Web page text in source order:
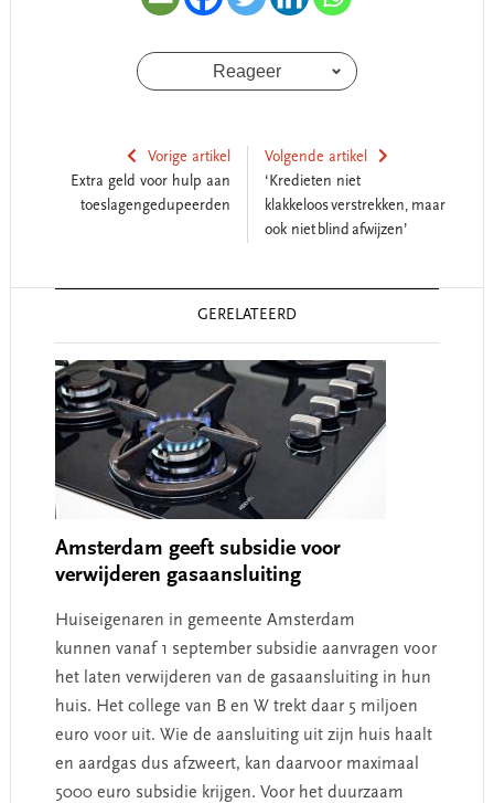
Reageer
Vorige artikel
Extra geld voor hulp aan
toeslagengedupeerden
Volgende artikel
‘Kredieten niet
klakkeloos verstrekken, maar
ook niet blind afwijzen’
GERELATEERD
Amsterdam geeft subsidie voor
verwijderen gasaansluiting
Huiseigenaren in gemeente Amsterdam
kunnen vanaf 1 september subsidie aanvragen voor
het laten verwijderen van de gasaansluiting in hun
huis. Het college van B en W trekt daar 5 miljoen
euro voor uit. Wie de aansluiting uit zijn huis haalt
en aardgas dus afzweert, kan daarvoor maximaal
5000 euro subsidie krijgen. Voor het duurzaam